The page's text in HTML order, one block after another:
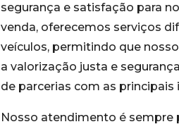
segurança e satisfação para
venda, oferecemos serviços
veículos, permitindo que
a valorização justa e
de parcerias com as
Nosso atendimento é sempre